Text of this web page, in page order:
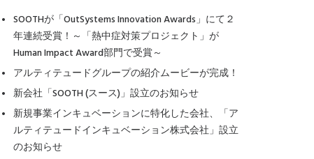
SOOTHが「OutSystems Innovation Awards」にて２
年連続受賞！～「熱中症対策プロジェクト」が
Human Impact Award部門で受賞～
アルティテュードグループの紹介ムービーが完成！
新会社「SOOTH (スース)」設立のお知らせ
新規事業インキュベーションに特化した会社、「ア
ルティテュードインキュベーション株式会社」設立
のお知らせ